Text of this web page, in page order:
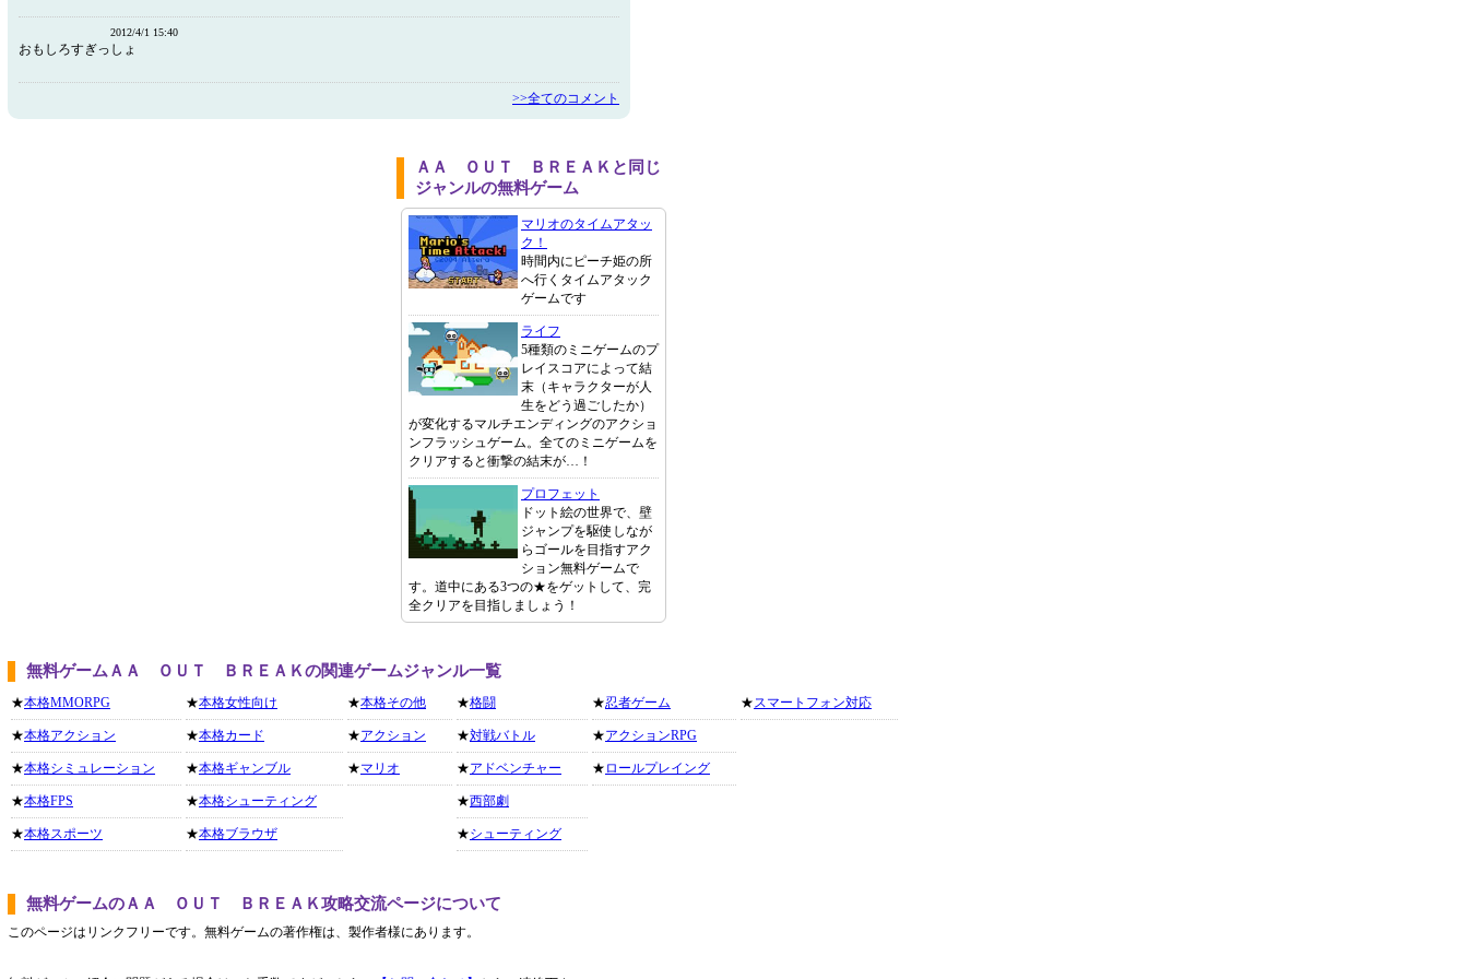
2012/4/1 15:40
おもしろすぎっしょ
>>全てのコメント
ＡＡ ＯＵＴ ＢＲＥＡＫと同じ
ジャンルの無料ゲーム
マリオのタイムアタッ
ク！
時間内にピーチ姫の所
へ行くタイムアタック
ゲームです
ライフ
5種類のミニゲームのプ
レイスコアによって結
末（キャラクターが人
生をどう過ごしたか）
が変化するマルチエンディングのアクショ
ンフラッシュゲーム。全てのミニゲームを
クリアすると衝撃の結末が…！
プロフェット
ドット絵の世界で、壁
ジャンプを駆使しなが
らゴールを目指すアク
ション無料ゲームで
す。道中にある3つの★をゲットして、完
全クリアを目指しましょう！
無料ゲームＡＡ ＯＵＴ ＢＲＥＡＫの関連ゲームジャンル一覧
★本格MMORPG
★本格アクション
★本格シミュレーション
★本格FPS
★本格スポーツ
★本格女性向け
★本格カード
★本格ギャンブル
★本格シューティング
★本格ブラウザ
★本格その他
★アクション
★マリオ
★格闘
★対戦バトル
★アドベンチャー
★西部劇
★シューティング
★忍者ゲーム
★アクションRPG
★ ロールプレイング
★スマートフォン対応
無料ゲームのＡＡ ＯＵＴ ＢＲＥＡＫ攻略交流ページについて
このページはリンクフリーです。無料ゲームの著作権は、製作者様にあります。